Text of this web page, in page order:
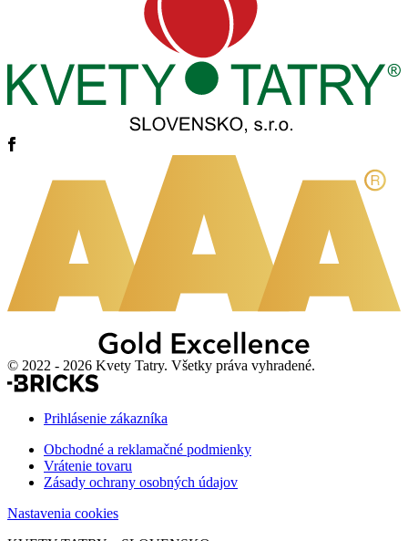
© 2022 - 2026 Kvety Tatry. Všetky práva vyhradené.
Prihlásenie zákazníka
Obchodné a reklamačné podmienky
Vrátenie tovaru
Zásady ochrany osobných údajov
Nastavenia cookies